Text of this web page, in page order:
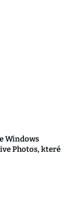
Windows
Photos, které